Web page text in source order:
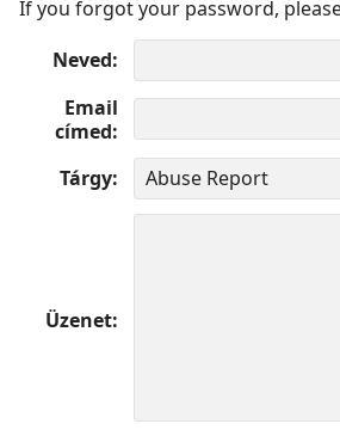
If you forgot your password,
Neved
Email
címed
Tárgy
Üzenet